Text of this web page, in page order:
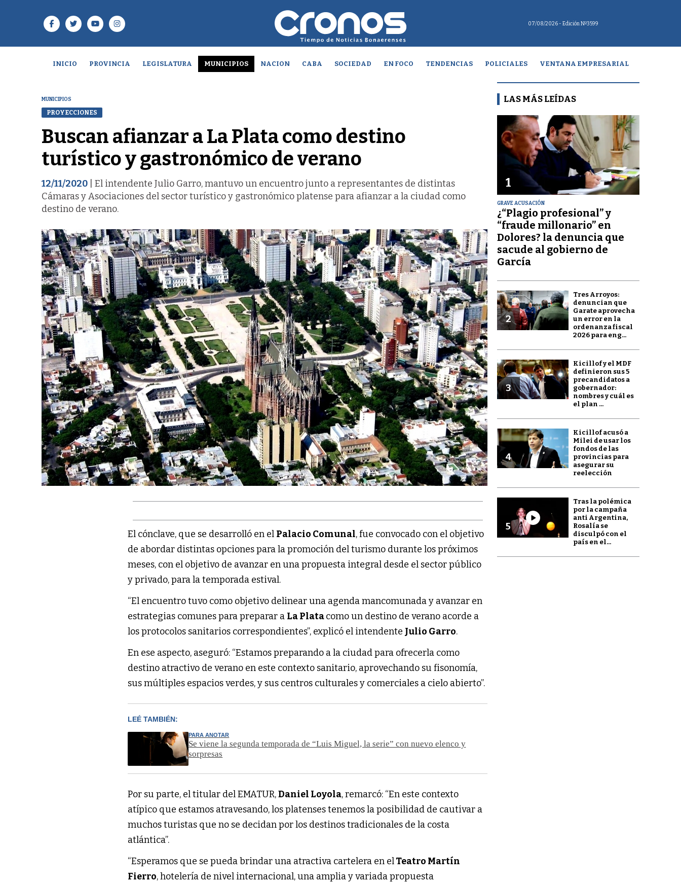
07/08/2026 - Edición Nº3599
INICIO PROVINCIA LEGISLATURA MUNICIPIOS NACION CABA SOCIEDAD EN FOCO TENDENCIAS POLICIALES VENTANA EMPRESARIAL
MUNICIPIOS
PROYECCIONES
Buscan afianzar a La Plata como destino
turístico y gastronómico de verano
12/11/2020 | El intendente Julio Garro, mantuvo un encuentro junto a representantes de distintas
Cámaras y Asociaciones del sector turístico y gastronómico platense para afianzar a la ciudad como
destino de verano.
El cónclave, que se desarrolló en el Palacio Comunal, fue convocado con el objetivo
de abordar distintas opciones para la promoción del turismo durante los próximos
meses, con el objetivo de avanzar en una propuesta integral desde el sector público
y privado, para la temporada estival.
“El encuentro tuvo como objetivo delinear una agenda mancomunada y avanzar en
estrategias comunes para preparar a La Platacomo un destino de verano acorde a
los protocolos sanitarios correspondientes”, explicó el intendente Julio Garro.
En ese aspecto, aseguró: “Estamos preparando a la ciudad para ofrecerla como
destino atractivo de verano en este contexto sanitario, aprovechando su fisonomía,
sus múltiples espacios verdes, y sus centros culturales y comerciales a cielo abierto”.
LEÉ TAMBIÉN:
PARA ANOTAR
Se viene la segunda temporada de “Luis Miguel, la serie” con nuevo elenco y
sorpresas
Por su parte, el titular del EMATUR,Daniel Loyola, remarcó: “En este contexto
atípico que estamos atravesando, los platenses tenemos la posibilidad de cautivar a
muchos turistas que no se decidan por los destinos tradicionales de la costa
atlántica”.
“Esperamos que se pueda brindar una atractiva cartelera en elTeatro Martín
Fierro, hotelería de nivel internacional, una amplia y variada propuesta
LAS MÁS LEÍDAS
1
GRAVE ACUSACIÓN
¿“Plagio profesional” y
“fraude millonario” en
Dolores? la denuncia que
sacude al gobierno de
García
2
Tres Arroyos:
denuncian que
Garate aprovecha
un error en la
ordenanza fiscal
2026 para eng...
3
Kicillof y el MDF
definieron sus 5
precandidatos a
gobernador:
nombres y cuál es
el plan ...
4
Kicillof acusó a
Milei de usar los
fondos de las
provincias para
asegurar su
reelección
5
Tras la polémica
por la campaña
anti Argentina,
Rosalía se
disculpó con el
país en el...